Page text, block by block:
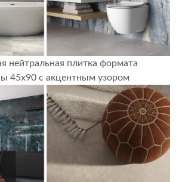
нейтральная плитка формата
45х90 с акцентным узором